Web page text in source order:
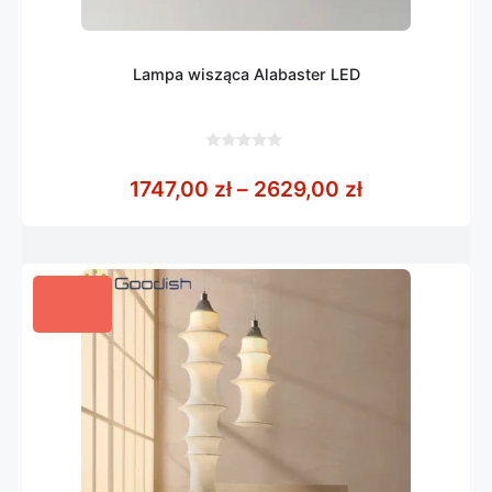
Lampa wisząca Alabaster LED
5
1747,00 zł – 2629,00 złZakres cen: